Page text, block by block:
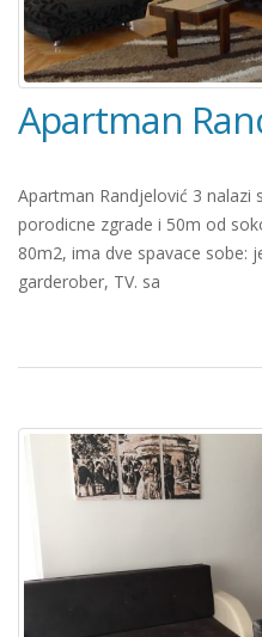
Apartman
Apartman Randjelović 3 nalazi
porodicne zgrade i 50m od
80m2, ima dve spavace sobe:
garderober, TV. sa